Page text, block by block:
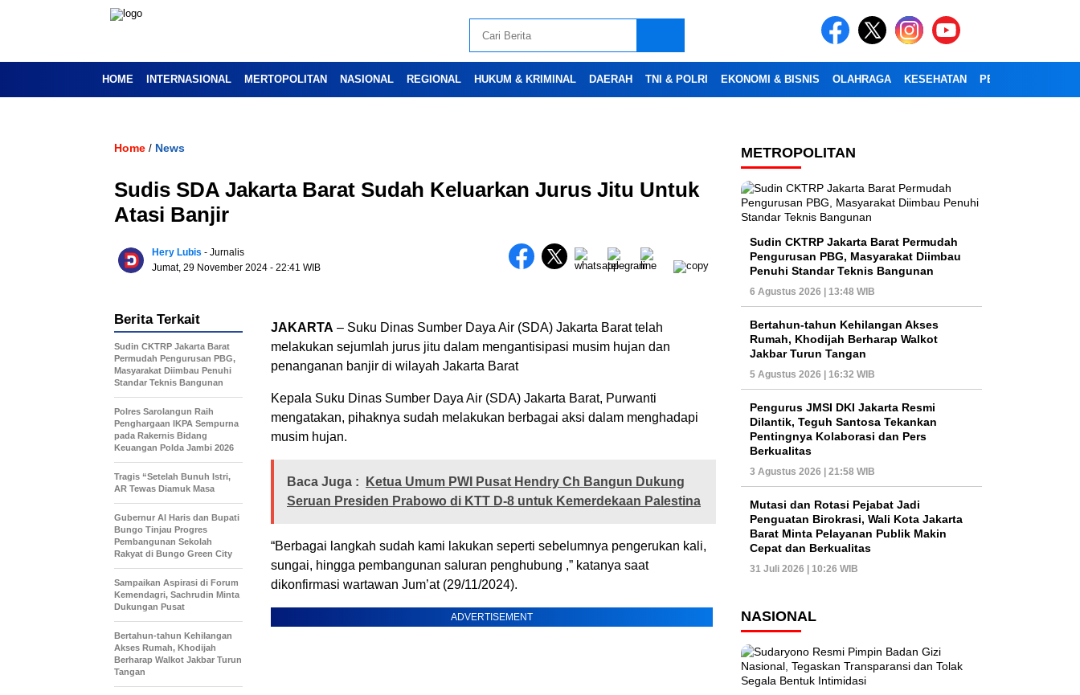
HOME INTERNASIONAL MERTOPOLITAN NASIONAL REGIONAL HUKUM & KRIMINAL DAERAH TNI & POLRI EKONOMI & BISNIS OLAHRAGA KESEHATAN PENDIDIKAN
Home / News
Sudis SDA Jakarta Barat Sudah Keluarkan Jurus Jitu Untuk
Atasi Banjir
Hery Lubis - Jurnalis
Jumat, 29 November 2024 - 22:41 WIB
JAKARTA – Suku Dinas Sumber Daya Air (SDA) Jakarta Barat telah
melakukan sejumlah jurus jitu dalam mengantisipasi musim hujan dan
penanganan banjir di wilayah Jakarta Barat
Kepala Suku Dinas Sumber Daya Air (SDA) Jakarta Barat, Purwanti
mengatakan, pihaknya sudah melakukan berbagai aksi dalam menghadapi
musim hujan.
Baca Juga :
Ketua Umum PWI Pusat Hendry Ch Bangun Dukung
Seruan Presiden Prabowo di KTT D-8 untuk Kemerdekaan Palestina
“Berbagai langkah sudah kami lakukan seperti sebelumnya pengerukan kali,
sungai, hingga pembangunan saluran penghubung ,” katanya saat
dikonfirmasi wartawan Jum’at (29/11/2024).
ADVERTISEMENT
Advertesment
Berita Terkait
Sudin CKTRP Jakarta Barat
Permudah Pengurusan PBG,
Masyarakat Diimbau Penuhi
Standar Teknis Bangunan
Polres Sarolangun Raih
Penghargaan IKPA Sempurna
pada Rakernis Bidang
Keuangan Polda Jambi 2026
Tragis “Setelah Bunuh Istri,
AR Tewas Diamuk Masa
​Gubernur Al Haris dan Bupati
Bungo Tinjau Progres
Pembangunan Sekolah
Rakyat di Bungo Green City
Sampaikan Aspirasi di Forum
Kemendagri, Sachrudin Minta
Dukungan Pusat
Bertahun-tahun Kehilangan
Akses Rumah, Khodijah
Berharap Walkot Jakbar Turun
Tangan
METROPOLITAN
Sudin CKTRP Jakarta Barat Permudah
Pengurusan PBG, Masyarakat Diimbau
Penuhi Standar Teknis Bangunan
6 Agustus 2026 | 13:48 WIB
Bertahun-tahun Kehilangan Akses
Rumah, Khodijah Berharap Walkot
Jakbar Turun Tangan
5 Agustus 2026 | 16:32 WIB
Pengurus JMSI DKI Jakarta Resmi
Dilantik, Teguh Santosa Tekankan
Pentingnya Kolaborasi dan Pers
Berkualitas
3 Agustus 2026 | 21:58 WIB
Mutasi dan Rotasi Pejabat Jadi
Penguatan Birokrasi, Wali Kota Jakarta
Barat Minta Pelayanan Publik Makin
Cepat dan Berkualitas
31 Juli 2026 | 10:26 WIB
NASIONAL